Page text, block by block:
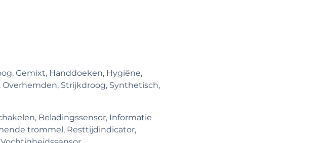
Gemixt, Handdoeken, Hygiëne,
Overhemden, Strijkdroog, Synthetisch,
Beladingssensor, Informatie
trommel, Resttijdindicator,